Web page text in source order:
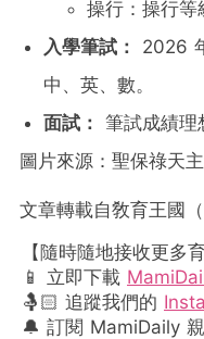
操行：操行等
入學筆試：
2026
中、英、數。
面試： 筆試成績理
圖片來源：聖保祿天
文章轉載自敎育王國（
【隨時隨地接收更多
📱 立即下載
🤱🏻 追蹤我們的
🔔 訂閱 MamiDaily